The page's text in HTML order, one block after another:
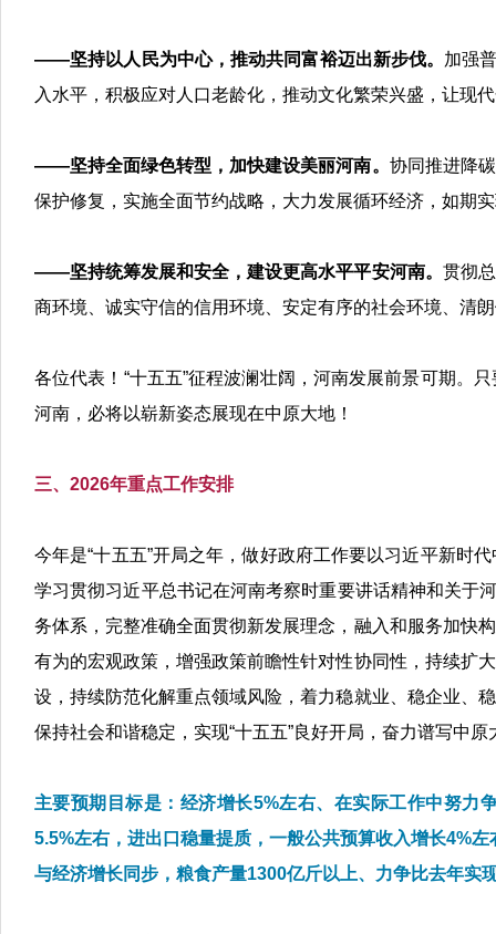
——坚持以人民为中心，推动共同富裕迈出新步伐。 加强
入水平，积极应对人口老龄化，推动文化繁荣兴盛，让现
——坚持全面绿色转型，加快建设美丽河南。 协同推进降
保护修复，实施全面节约战略，大力发展循环经济，如期
——坚持统筹发展和安全，建设更高水平平安河南。 贯彻
商环境、诚实守信的信用环境、安定有序的社会环境、清
各位代表！“十五五”征程波澜壮阔，河南发展前景可期。
河南，必将以崭新姿态展现在中原大地！
三、2026年重点工作安排
今年是“十五五”开局之年，做好政府工作要以习近平新时
学习贯彻习近平总书记在河南考察时重要讲话精神和关于
务体系，完整准确全面贯彻新发展理念，融入和服务加快
有为的宏观政策，增强政策前瞻性针对性协同性，持续扩
设，持续防范化解重点领域风险，着力稳就业、稳企业、
保持社会和谐稳定，实现“十五五”良好开局，奋力谱写中
主要预期目标是：经济增长5%左右、在实际工作中努力
5.5%左右，进出口稳量提质，一般公共预算收入增长4%
与经济增长同步，粮食产量1300亿斤以上、力争比去年实